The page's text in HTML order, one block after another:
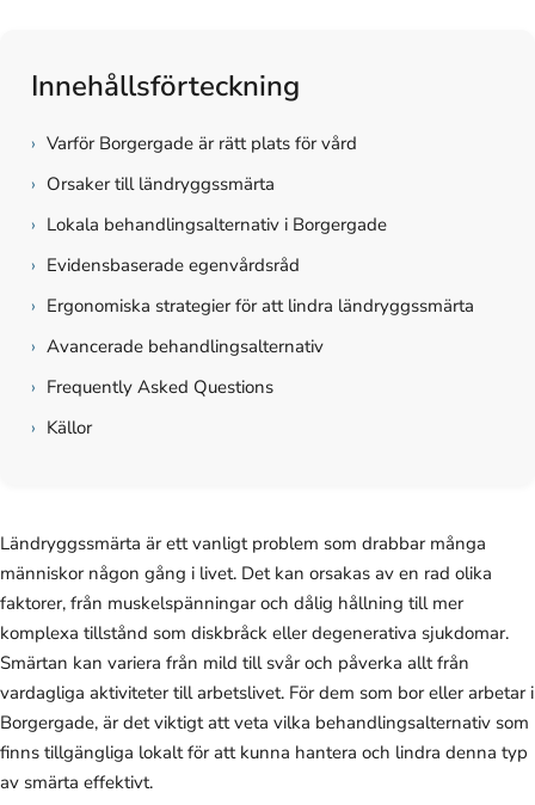
Innehållsförteckning
› Varför Borgergade är rätt plats för vård
› Orsaker till ländryggssmärta
› Lokala behandlingsalternativ i Borgergade
› Evidensbaserade egenvårdsråd
› Ergonomiska strategier för att lindra ländryggssmärta
› Avancerade behandlingsalternativ
› Frequently Asked Questions
› Källor
Ländryggssmärta är ett vanligt problem som drabbar många
människor någon gång i livet. Det kan orsakas av en rad olika
faktorer, från muskelspänningar och dålig hållning till mer
komplexa tillstånd som diskbråck eller degenerativa sjukdomar.
Smärtan kan variera från mild till svår och påverka allt från
vardagliga aktiviteter till arbetslivet. För dem som bor eller arbetar i
Borgergade, är det viktigt att veta vilka behandlingsalternativ som
finns tillgängliga lokalt för att kunna hantera och lindra denna typ
av smärta effektivt.